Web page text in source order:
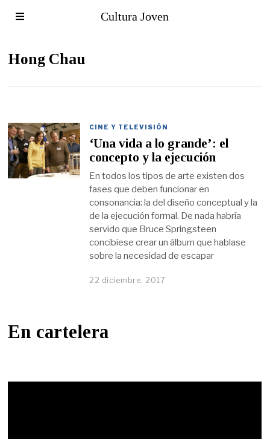
Cultura Joven
Hong Chau
CINE Y TELEVISIÓN
‘Una vida a lo grande’: el
concepto y la ejecución
En todos los tipos de arte existen dos
fases que deben funcionar en
consonancia: la del diseño conceptual y la
de la ejecución formal. De nada habría
servido que Bruce Springsteen
concibiese crear un álbum que hablase
sobre la necesidad de escapar
22 diciembre, 2017
En cartelera